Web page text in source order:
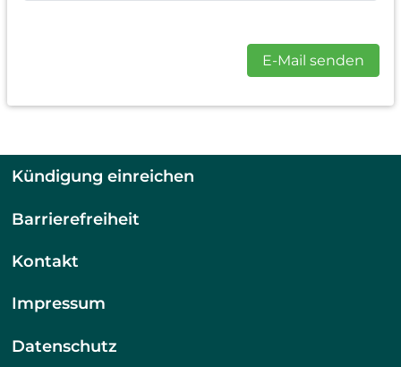
E-Mail senden
Kündigung einreichen
Barrierefreiheit
Kontakt
Impressum
Datenschutz